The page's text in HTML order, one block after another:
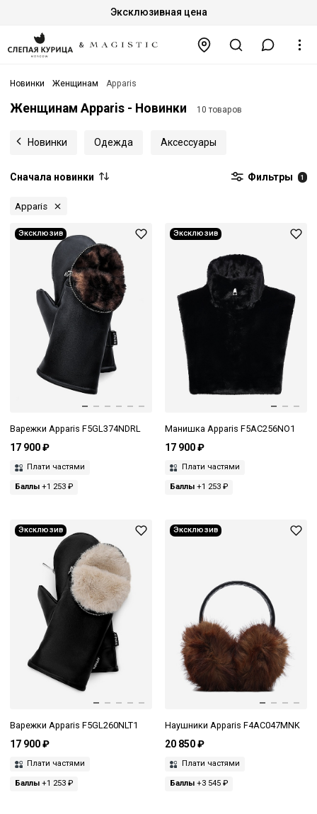
Эксклюзивная цена
Новинки Женщинам Apparis
Женщинам Apparis - Новинки 10 товаров
Новинки Одежда Аксессуары
Сначала новинки Фильтры 1
Apparis
Эксклюзив
Варежки Apparis F5GL374NDRL
17 900 ₽
Плати частями
Баллы +1 253 ₽
Эксклюзив
Манишка Apparis F5AC256NO1
17 900 ₽
Плати частями
Баллы+1 253 ₽
Эксклюзив
Варежки Apparis F5GL260NLT1
17 900 ₽
Плати частями
Баллы +1 253 ₽
Эксклюзив
Наушники Apparis F4AC047MNK
20 850 ₽
Плати частями
Баллы+3 545 ₽